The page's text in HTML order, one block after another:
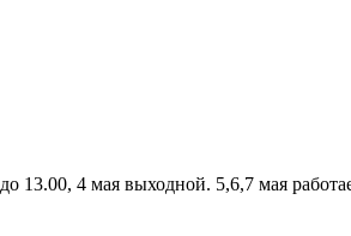
13.00, 4 мая выходной. 5,6,7 мая